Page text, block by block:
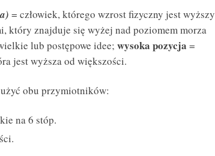
= człowiek, którego wzrost fizyczny jest wyższy
który znajduje się wyżej nad poziomem morza
lub postępowe idee; wysoka pozycja =
jest wyższa od większości.
obu przymiotników:
na 6 stóp.